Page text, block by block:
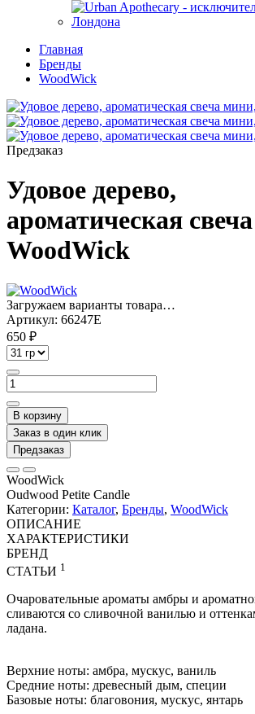
Главная
Бренды
WoodWick
Предзаказ
Удовое дерево,
ароматическая
WoodWick
Загружаем варианты товара…
Артикул: 66247E
650 ₽
В корзину
Заказ в один клик
Предзаказ
WoodWick
Oudwood Petite Candle
Категории: Каталог, Бренды, WoodWick
ОПИСАНИЕ
ХАРАКТЕРИСТИКИ
БРЕНД
СТАТЬИ 1
Очаровательные ароматы амбры и
сливаются со сливочной ванилью и
ладана.
Верхние ноты: амбра, мускус, ваниль
Средние ноты: древесный дым, специи
Базовые ноты: благовония, мускус, янтарь